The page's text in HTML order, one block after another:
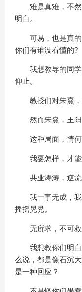
难是真难，不
明白。
可易，也是真
你们有谁没看懂的?
我想教导的同
仰止。
教授们对朱熹，
然而朱熹，王
这种局面，情何
我要怎样，才能
共业涛涛，逆流
我一事无成，
摇摇晃晃。
无所求，不可救
我想教你们明
么说，都是像石沉
是一种回应？